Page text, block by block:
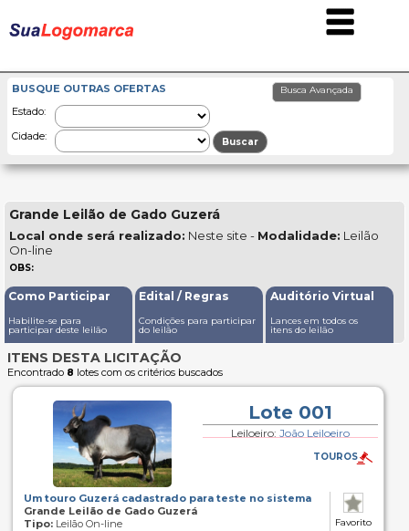
BUSQUE OUTRAS OFERTAS
Estado:
Cidade:
Grande Leilão de Gado Guzerá
Local onde será realizado: Neste site - Modalidade: Leilão
On-line
OBS:
Como Participar
Habilite-se para
participar deste leilão
Edital / Regras
Condições para participar
do leilão
Auditório Virtual
Lances em todos os
itens do leilão
ITENS DESTA LICITAÇÃO
Encontrado 8 lotes com os critérios buscados
Lote 001
Leiloeiro: João Leiloeiro
Um touro Guzerá cadastrado para teste no sistema
Grande Leilão de Gado Guzerá
Tipo:Leilão On-line Favorito
TOUROS